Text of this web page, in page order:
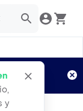
y
TyC